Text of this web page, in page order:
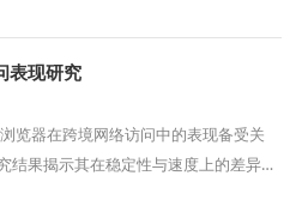
表现研究
览器在跨境网络访问中的表现备受关
结果揭示其在稳定性与速度上的差异，